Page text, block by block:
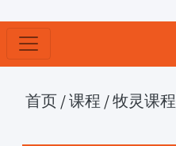
首页 /课程 /牧灵课程